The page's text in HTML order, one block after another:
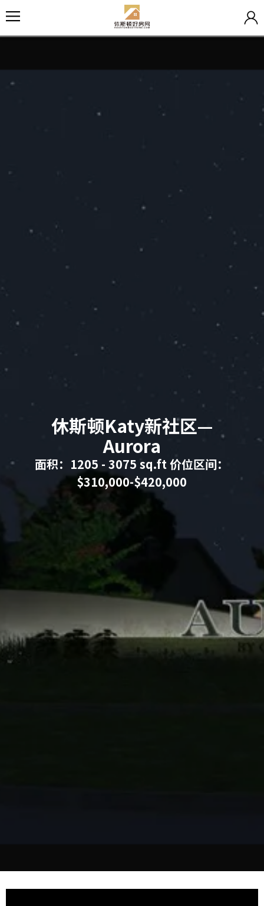
休斯顿Katy新社区—
Aurora
面积：1205 - 3075 sq.ft 价位区间：
$310,000-$420,000